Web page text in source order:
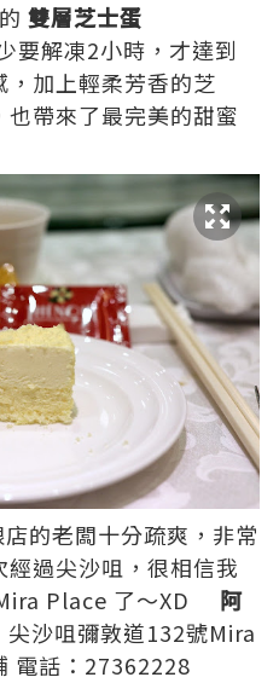
雙層芝士蛋
要解凍2小時，才達到
加上輕柔芳香的芝
帶來了最完美的甜蜜
的老闆十分疏爽，非常
過尖沙咀，很相信我
Place 了～XD 阿
尖沙咀彌敦道132號Mira
電話：27362228